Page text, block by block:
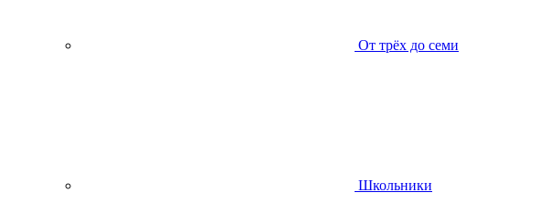
От трёх до семи
Школьники